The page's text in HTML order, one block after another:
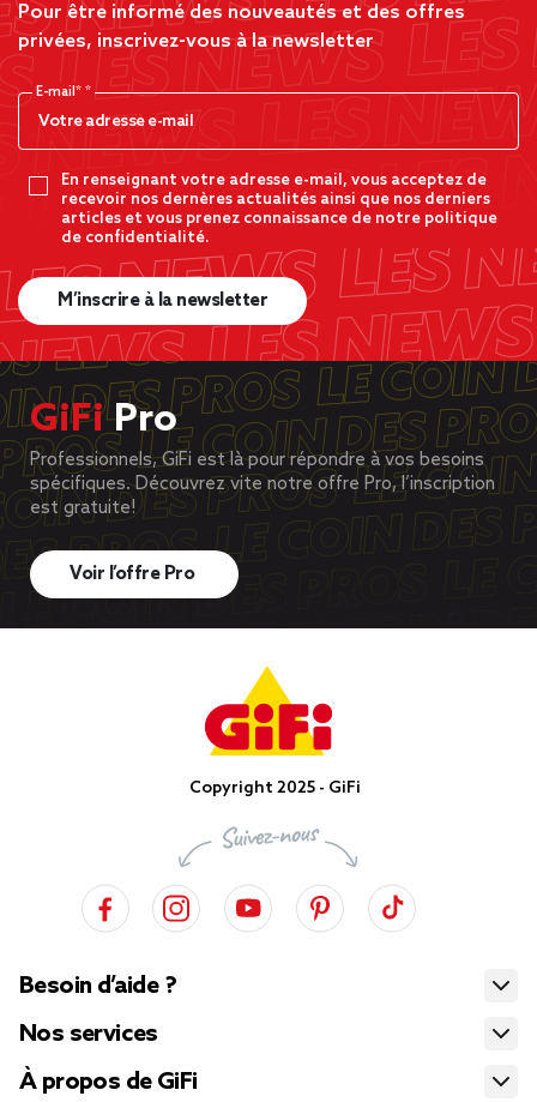
Pour être informé des nouveautés et des offres
privées, inscrivez-vous à la newsletter
E-mail*
En renseignant votre adresse e-mail, vous acceptez de
recevoir nos dernères actualités ainsi que nos derniers
articles et vous prenez connaissance de notre politique
de confidentialité.
M’inscrire à la newsletter
GiFiPro
Professionnels, GiFi est là pour répondre à vos besoins
spécifiques. Découvrez vite notre offre Pro, l’inscription
est gratuite!
Voir l’offre Pro
Copyright 2025 - GiFi
Besoin d’aide ?
Nos services
À propos de GiFi